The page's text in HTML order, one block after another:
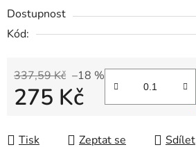
Dostupnost
Kód:
337,59 Kč –18 %
275 Kč
Tisk Zeptat se Sdílet